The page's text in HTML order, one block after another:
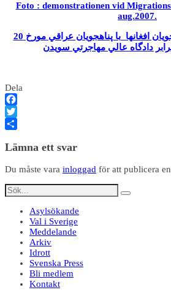
Foto : demonstrationen vid
aug.2007.
فوتوهاي تظاهرات پناهجويان افغانها با پناهجويان عراقي مورخ 20
Dela
Facebook
Twitter
Lämna ett svar
Du måste vara inloggad för att publicera
Asylsökande
Val i Sverige
Meddelande
Arkiv
Idrott
Svenska Press
Bli medlem
Kontakt